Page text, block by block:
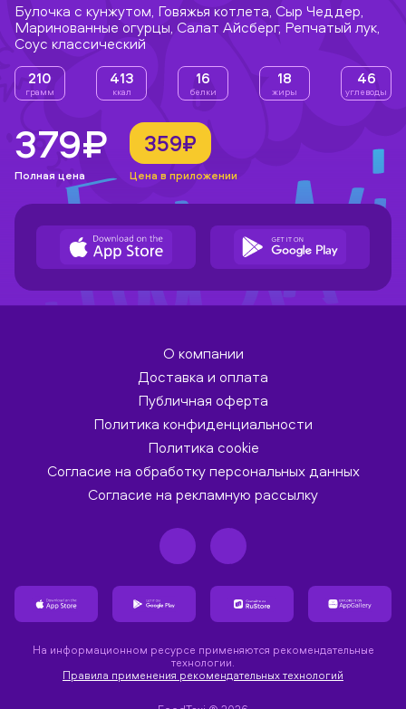
Булочка с кунжутом, Говяжья котлета, Сыр Чеддер,
Маринованные огурцы, Салат Айсберг, Репчатый лук,
Соус классический
210
грамм
413
ккал
16
белки
18
жиры
46
углеводы
379₽
Полная цена
359₽
Цена в приложении
О компании
Доставка и оплата
Публичная оферта
Политика конфиденциальности
Политика cookie
Согласие на обработку персональных данных
Согласие на рекламную рассылку
На информационном ресурсе применяются рекомендательные
технологии.
Правила применения рекомендательных технологий